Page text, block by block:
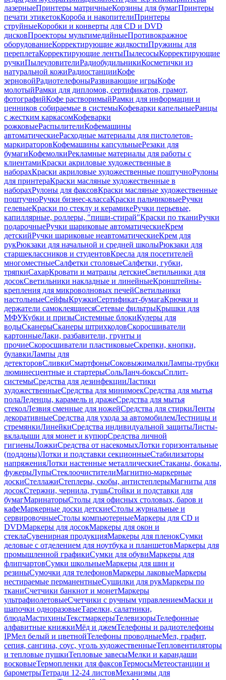
лазерныеПринтеры матричныеКорзины для бумагПринтеры
печати этикетокКороба и накопителиПринтеры
струйныеКоробки и конверты для CD и DVD
дисковПроекторы мультимедийныеПротивокражное
оборудованиеКорректирующие жидкостиПружины для
переплетаКорректирующие лентыПылесосыКорректирующие
ручкиПылеуловителиРадиобудильникиКосметички из
натуральной кожиРадиостанцииКофе
зерновойРадиотелефоныРазвивающие игрыКофе
молотыйРамки для дипломов, сертификатов, грамот,
фотографийКофе растворимыйРамки для информации и
ценников собираемые в системыКофеварки капельныеРанцы
с жестким каркасомКофеварки
рожковыеРаспылителиКофемашины
автоматическиеРасходные материалы для пистолетов-
маркираторовКофемашины капсульныеРезаки для
бумагиКофемолкиРекламные материалы для работы с
клиентамиКраски акриловые художественные в
наборахКраски акриловые художественные поштучноРулоны
для принтераКраски масляные художественные в
наборахРулоны для факсовКраски масляные художественные
поштучноРучки бизнес-классаКраски пальчиковыеРучки
гелевыеКраски по стеклу и керамикеРучки перьевые,
капиллярные, роллеры, "пиши-стирай"Краски по тканиРучки
подарочныеРучки шариковые автоматическиеКрем
детскийРучки шариковые неавтоматическиеКрем для
рукРюкзаки для начальной и средней школыРюкзаки для
старшеклассников и студентовКресла для посетителей
многоместныеСалфетки столовыеСалфетки, губки,
тряпкиСахарКровати и матрацы детскиеСветильники для
досокСветильники накладные и линейныеКронштейны-
крепления для микроволновых печейСветильники
настольныеСейфыКружкиСертификат-бумагаКрючки и
держатели самоклеящиесяСетевые фильтрыКрышки для
МФУКубки и призыСистемные блокиКулеры для
водыСканерыСканеры штрихкодовСкоросшиватели
картонныеЛаки, разбавители, грунты и
прочиеСкоросшиватели пластиковыеСкрепки, кнопки,
булавкиЛампы для
детекторовСливкиСмартфоныСоковыжималкиЛампы-трубки
люминесцентные и стартерыСольЛанч-боксыСплит-
системыСредства для дезинфекцииЛастики
художественныеСредства для минимоекСредства для мытья
полаЛеденцы, карамель и дражеСредства для мытья
стеколЛезвия сменные для ножейСредства для стиркиЛенты
декоративныеСредства для ухода за автомобилемЛестницы и
стремянкиЛинейкиСредства индивидуальной защитыЛисты-
вкладыши для монет и купюрСредства личной
гигиеныЛожкиСредства от насекомыхЛотки горизонтальные
(поддоны)Лотки и подставки секционныеСтабилизаторы
напряженияЛотки настенные металлическиеСтаканы, бокалы,
фужерыЛупыСтеклоочистителиМагнитно-маркерные
доскиСтеллажиСтеплеры, скобы, антистеплерыМагниты для
досокСтержни, чернила, тушьСтойки и подставки для
бумагМаринаторыСтолы для офисных столовых, баров и
кафеМаркерные доски детскиеСтолы журнальные и
сервировочныеСтолы компьютерныеМаркеры для CD и
DVDМаркеры для досокМаркеры для окон и
стеклаСувенирная продукцияМаркеры для пленокСумки
деловые с отделением для ноутбука и планшетовМаркеры для
промышленной графикиСумки для обувиМаркеры для
флипчартовСумки школьныеМаркеры для шин и
резиныСумочки для телефоновМаркеры лаковыеМаркеры
нестираемые перманентныеСушилки для рукМаркеры по
тканиСчетчики банкнот и монетМаркеры
ультрафиолетовыеСчетчики с ручным управлениемМаски и
шапочки одноразовыеТарелки, салатники,
блюдаМастихиныТекстмаркерыТелевизорыТелефонные
алфавитные книжкиМёд и джемТелефоны и радиотелефоны
IPМел белый и цветнойТелефоны проводныеМел, графит,
сепия, сангина, соус, уголь художественныеТепловентиляторы
и тепловые пушкиТепловые завесыМелки и карандаши
восковыеТермопленки для факсовТермосыМетеостанции и
барометрыТетради 12-24 листовМеханизмы для